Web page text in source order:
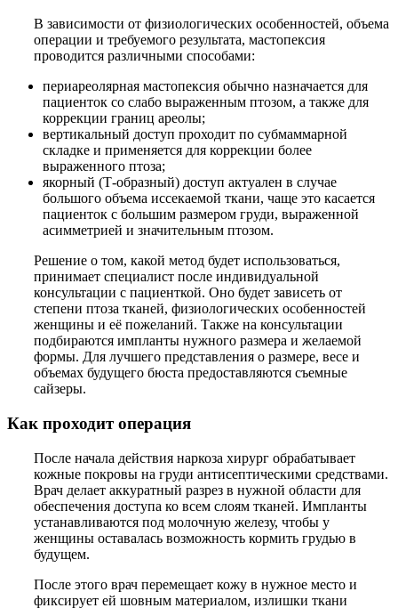
В зависимости от физиологических особенностей, объема
операции и требуемого результата, мастопексия
проводится различными способами:
периареолярная мастопексия обычно назначается для
пациенток со слабо выраженным птозом, а также для
коррекции границ ареолы;
вертикальный доступ проходит по субмаммарной
складке и применяется для коррекции более
выраженного птоза;
якорный (Т-образный) доступ актуален в случае
большого объема иссекаемой ткани, чаще это касается
пациенток с большим размером груди, выраженной
асимметрией и значительным птозом.
Решение о том, какой метод будет использоваться,
принимает специалист после индивидуальной
консультации с пациенткой. Оно будет зависеть от
степени птоза тканей, физиологических особенностей
женщины и её пожеланий. Также на консультации
подбираются импланты нужного размера и желаемой
формы. Для лучшего представления о размере, весе и
объемах будущего бюста предоставляются съемные
сайзеры.
Как проходит операция
После начала действия наркоза хирург обрабатывает
кожные покровы на груди антисептическими средствами.
Врач делает аккуратный разрез в нужной области для
обеспечения доступа ко всем слоям тканей. Импланты
устанавливаются под молочную железу, чтобы у
женщины оставалась возможность кормить грудью в
будущем.
После этого врач перемещает кожу в нужное место и
фиксирует ей шовным материалом, излишки ткани